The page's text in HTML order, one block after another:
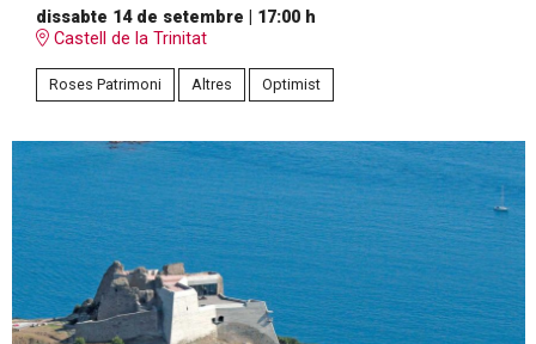
dissabte 14 de setembre
17:00 h
Castell de la Trinitat
Roses Patrimoni Altres Optimist